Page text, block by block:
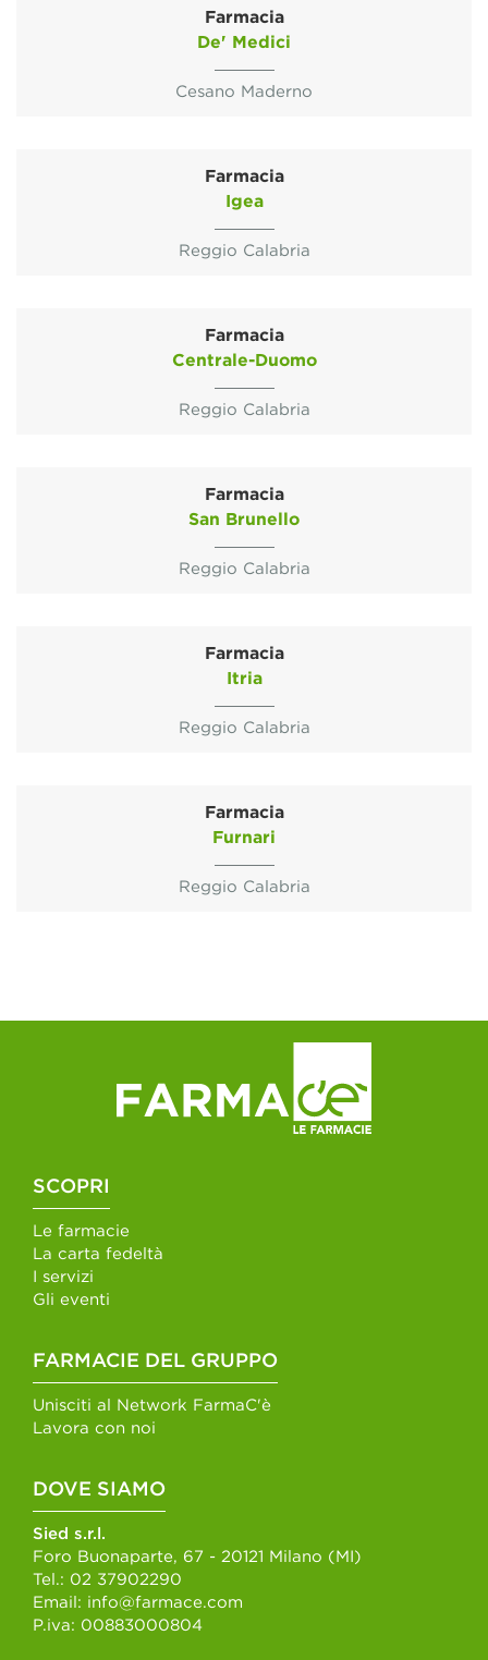
Farmacia
De' Medici
Cesano Maderno
Farmacia
Igea
Reggio Calabria
Farmacia
Centrale-Duomo
Reggio Calabria
Farmacia
San Brunello
Reggio Calabria
Farmacia
Itria
Reggio Calabria
Farmacia
Furnari
Reggio Calabria
SCOPRI
Le farmacie
La carta fedeltà
I servizi
Gli eventi
FARMACIE DEL GRUPPO
Unisciti al Network FarmaC'è
Lavora con noi
DOVE SIAMO
Sied s.r.l.
Foro Buonaparte, 67 - 20121 Milano (MI)
Tel.: 02 37902290
Email: info@farmace.com
P.iva: 00883000804